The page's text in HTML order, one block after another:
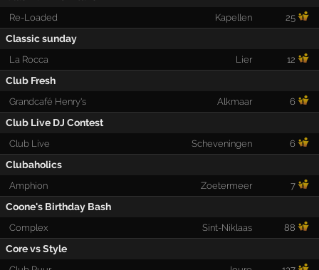
Re-Loaded Kapellen 25
Classic sunday
La Rocca Lier 12
Club Fresh
Grandcafé Henry's Alkmaar 6
Club Live DJ Contest
Club Live Scheveningen 6
Clubaholics
Amphion Zoetermeer 7
Coone's Birthday Bash
Complex Sint-Niklaas 88
Core vs Style